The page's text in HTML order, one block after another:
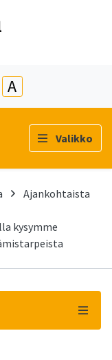
A
Valikko
Ajankohtaista
kysymme